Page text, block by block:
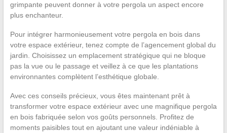
grimpante peuvent donner à votre pergola un aspect encore
plus enchanteur.
Pour intégrer harmonieusement votre pergola en bois dans
votre espace extérieur, tenez compte de l’agencement global du
jardin. Choisissez un emplacement stratégique qui ne bloque
pas la vue ou le passage et veillez à ce que les plantations
environnantes complètent l’esthétique globale.
Avec ces conseils précieux, vous êtes maintenant prêt à
transformer votre espace extérieur avec une magnifique pergola
en bois fabriquée selon vos goûts personnels. Profitez de
moments paisibles tout en ajoutant une valeur indéniable à